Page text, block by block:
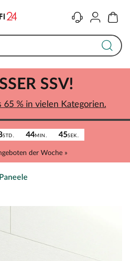
KontaktKonto
STD. 44MIN. 45SEK.
der Woche »
SSV!
65 % in vielen Kategorien.